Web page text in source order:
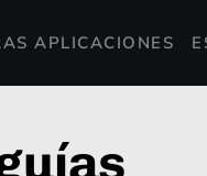
APLICACIONES